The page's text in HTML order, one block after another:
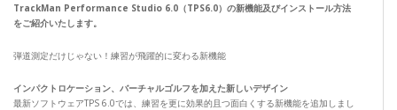
TrackMan Performance Studio 6.0（TPS6.0）の新機能及びインストール方法
をご紹介いたします。
弾道測定だけじゃない！練習が飛躍的に変わる新機能
インパクトロケーション、バーチャルゴルフを加えた新しいデザイン
最新ソフトウェアTPS 6.0では、練習を更に効果的且つ面白くする新機能を追加しまし